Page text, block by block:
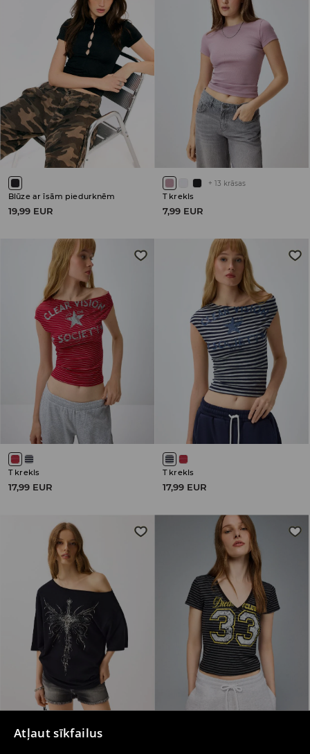
Atļaut sīkfailus
Blūze ar īsām piedurknēm
19,99 EUR
+ 13 krāsas
T krekls
7,99 EUR
T krekls
17,99 EUR
T krekls
17,99 EUR